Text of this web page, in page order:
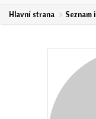
Hlavní strana